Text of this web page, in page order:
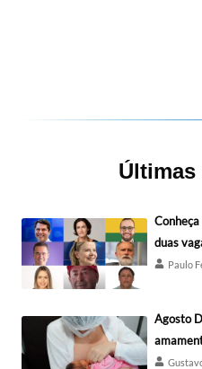
duas
Paulo
Agosto